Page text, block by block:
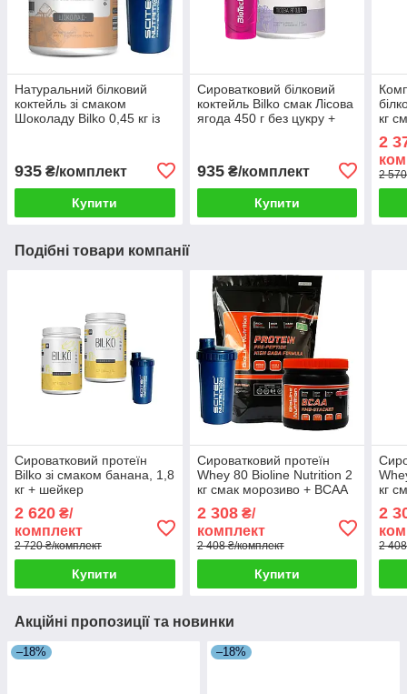
Натуральний білковий
коктейль зі смаком
Шоколаду Bilko 0,45 кг із
935 ₴/комплект
Купити
Сироватковий білковий
коктейль Bilko смак Лісова
ягода 450 г без цукру +
935₴/комплект
Купити
кг
2
2
Подібні товари компанії
Сироватковий протеїн
Bilko зі смаком банана, 1,8
кг + шейкер
2 620 ₴/
комплект
2 720 ₴/комплект
Купити
Сироватковий протеїн
Whey 80 Bioline Nutrition 2
кг смак морозиво + BCAA
HMB 0,5 кг + шейкер
2 308₴/
комплект
2 408 ₴/комплект
Купити
кг
2
2
Акційні пропозиції та новинки
–18% –18%